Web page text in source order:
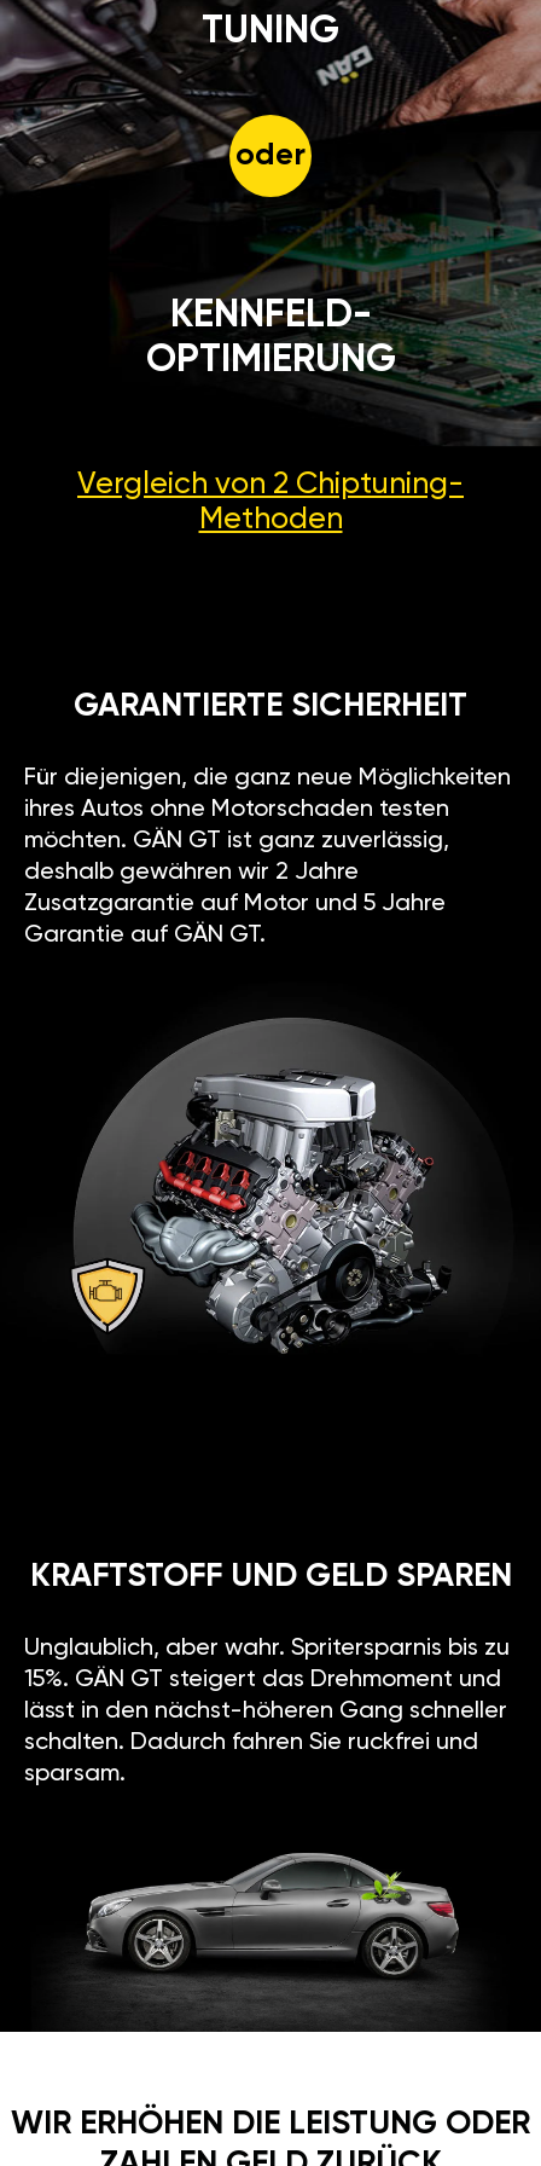
TUNING
oder
KENNFELD-
OPTIMIERUNG
Vergleich von 2 Chiptuning-
Methoden
GARANTIERTE SICHERHEIT
Für diejenigen, die ganz neue Möglichkeiten
ihres Autos ohne Motorschaden testen
möchten. GÄN GT ist ganz zuverlässig,
deshalb gewähren wir 2 Jahre
Zusatzgarantie auf Motor und 5 Jahre
Garantie auf GÄN GT.
KRAFTSTOFF UND GELD SPAREN
Unglaublich, aber wahr. Spritersparnis bis zu
15%. GÄN GT steigert das Drehmoment und
lässt in den nächst-höheren Gang schneller
schalten. Dadurch fahren Sie ruckfrei und
sparsam.
WIR ERHÖHEN DIE LEISTUNG ODER